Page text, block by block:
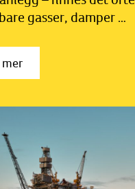
gasser, damper …
mer